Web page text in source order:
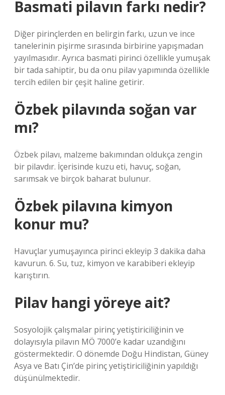
Basmati pilavın farkı nedir?
Diğer pirinçlerden en belirgin farkı, uzun ve ince
tanelerinin pişirme sırasında birbirine yapışmadan
yayılmasıdır. Ayrıca basmati pirinci özellikle yumuşak
bir tada sahiptir, bu da onu pilav yapımında özellikle
tercih edilen bir çeşit haline getirir.
Özbek pilavında soğan var
mı?
Özbek pilavı, malzeme bakımından oldukça zengin
bir pilavdır. İçerisinde kuzu eti, havuç, soğan,
sarımsak ve birçok baharat bulunur.
Özbek pilavına kimyon
konur mu?
Havuçlar yumuşayınca pirinci ekleyip 3 dakika daha
kavurun. 6. Su, tuz, kimyon ve karabiberi ekleyip
karıştırın.
Pilav hangi yöreye ait?
Sosyolojik çalışmalar pirinç yetiştiriciliğinin ve
dolayısıyla pilavın MÖ 7000’e kadar uzandığını
göstermektedir. O dönemde Doğu Hindistan, Güney
Asya ve Batı Çin’de pirinç yetiştiriciliğinin yapıldığı
düşünülmektedir.